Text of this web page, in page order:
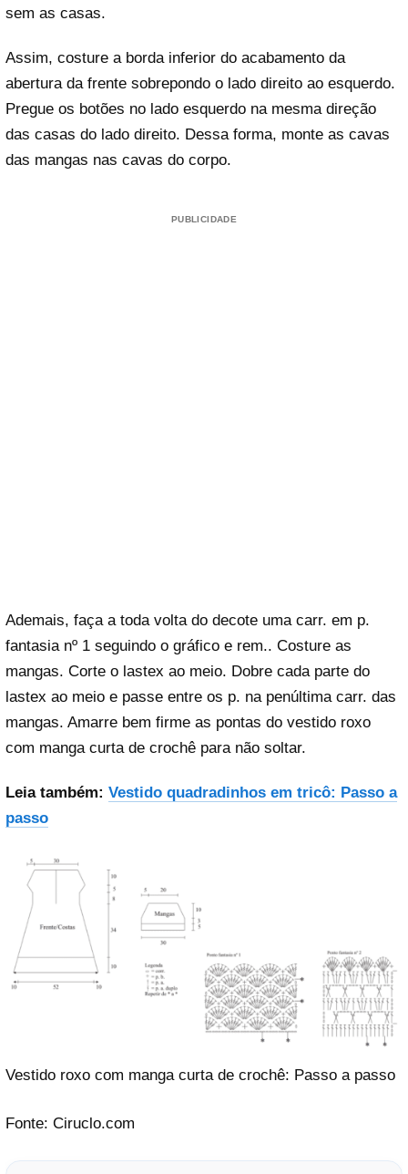
sem as casas.
Assim, costure a borda inferior do acabamento da
abertura da frente sobrepondo o lado direito ao esquerdo.
Pregue os botões no lado esquerdo na mesma direção
das casas do lado direito. Dessa forma, monte as cavas
das mangas nas cavas do corpo.
PUBLICIDADE
Ademais, faça a toda volta do decote uma carr. em p.
fantasia nº 1 seguindo o gráfico e rem.. Costure as
mangas. Corte o lastex ao meio. Dobre cada parte do
lastex ao meio e passe entre os p. na penúltima carr. das
mangas. Amarre bem firme as pontas do vestido roxo
com manga curta de crochê para não soltar.
Leia também: Vestido quadradinhos em tricô: Passo a
passo
Vestido roxo com manga curta de crochê: Passo a passo
Fonte: Ciruclo.com